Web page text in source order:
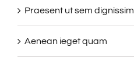
Praesent ut sem dignissim
Aenean ieget quam